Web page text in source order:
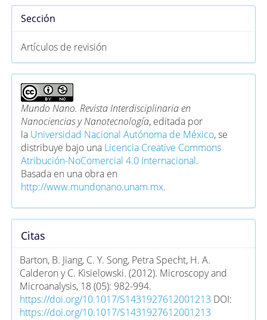
Sección
Artículos de revisión
Mundo Nano. Revista Interdisciplinaria en
Nanociencias y Nanotecnología, editada por
la Universidad Nacional Autónoma de México, se
distribuye bajo una Licencia Creative Commons
Atribución-NoComercial 4.0 Internacional.
Basada en una obra en
http://www.mundonano.unam.mx.
Citas
Barton, B. Jiang, C. Y. Song, Petra Specht, H. A.
Calderon y C. Kisielowski. (2012). Microscopy and
Microanalysis, 18 (05): 982-994.
https://doi.org/10.1017/S1431927612001213 DOI:
https://doi.org/10.1017/S1431927612001213